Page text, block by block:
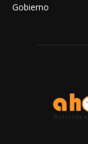
Gobierno